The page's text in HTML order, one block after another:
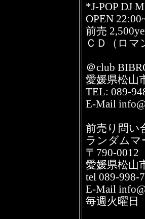
*J-POP DJ
OPEN
前売
ＣＤ（ロ
＠club
愛媛県松山
TEL: 089-
E-Mail
前売り問い
ランダムマ
〒790-0012
愛媛県松山
tel 089-998-
E-Mail
毎週火曜